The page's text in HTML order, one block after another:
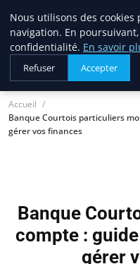
lostpages
BUSINESS INSIGHTS
Accueil
Banque Courtois particuliers
gérer vos finances
Banque
compte :
gérer
Nous utilisons des
navigation. En
confidentialité. En savoir
Refuser Accepter